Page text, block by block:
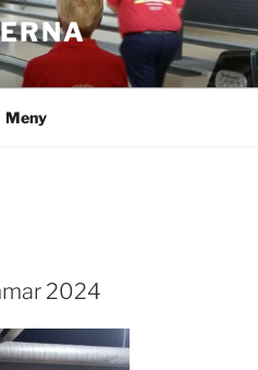
Meny
2024